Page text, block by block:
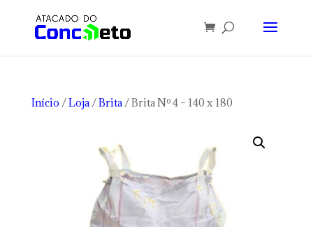
Início /Loja/Brita/ Brita Nº 4 – 140 x 180